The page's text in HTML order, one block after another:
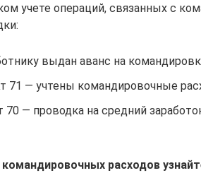
учете операций, связанных с
выдан аванс на
71 — учтены командировочные
70 — проводка на средний
расходов